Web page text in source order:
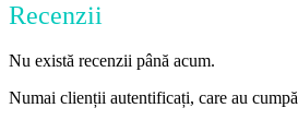
Recenzii
Nu există recenzii până acum.
Numai clienții autentificați, care au